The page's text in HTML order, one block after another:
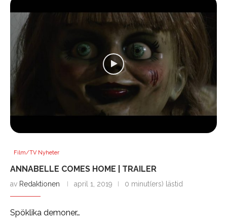
Film/TV Nyheter
ANNABELLE COMES HOME | TRAILER
av Redaktionen april 1, 2019 0 minut(ers) lästid
Spöklika demoner…